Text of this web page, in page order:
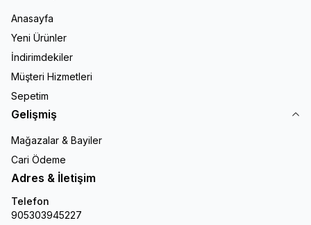
Anasayfa
Yeni Ürünler
İndirimdekiler
Müşteri Hizmetleri
Sepetim
Gelişmiş
Mağazalar & Bayiler
Cari Ödeme
Adres & İletişim
Telefon
905303945227